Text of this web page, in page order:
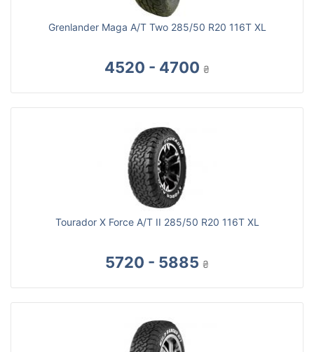
Grenlander Maga A/T Two 285/50 R20 116T XL
4520 - 4700 ₴
Tourador X Force A/T II 285/50 R20 116T XL
5720 - 5885 ₴